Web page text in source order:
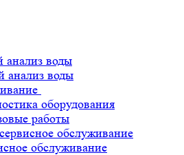
воды
анализ воды
оборудования
работы
обслуживание
обслуживание